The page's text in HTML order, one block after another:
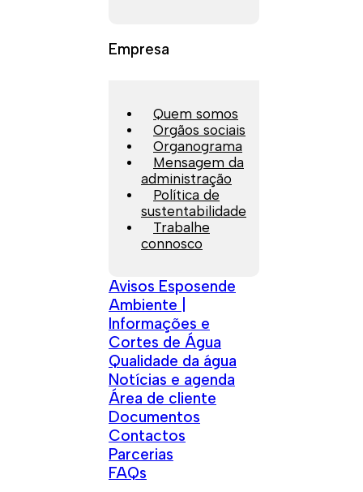
Empresa
Quem somos
Orgãos sociais
Organograma
Mensagem da
administração
Política de
sustentabilidade
Trabalhe
connosco
Avisos Esposende
Ambiente |
Informações e
Cortes de Água
Qualidade da água
Notícias e agenda
Área de cliente
Documentos
Contactos
Parcerias
FAQs